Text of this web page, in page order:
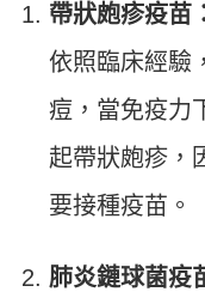
帶狀皰疹疫苗
依照臨床經驗
痘，當免疫力
起帶狀皰疹，
要接種疫苗。
肺炎鏈球菌疫